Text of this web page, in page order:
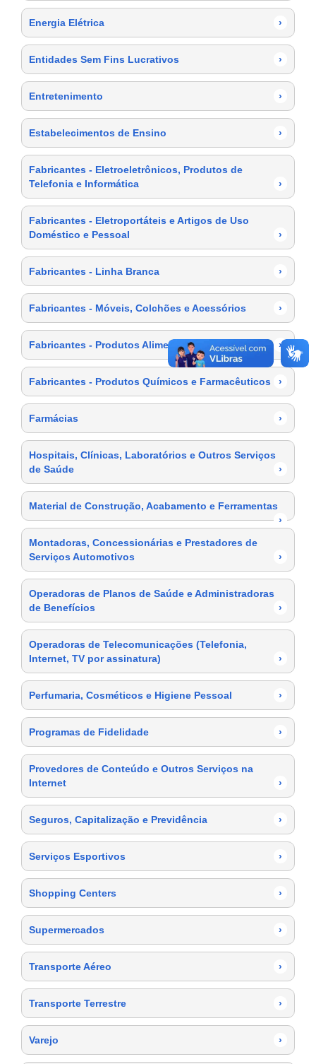
Energia Elétrica ›
Entidades Sem Fins Lucrativos ›
Entretenimento ›
Estabelecimentos de Ensino ›
Fabricantes - Eletroeletrônicos, Produtos de
Telefonia e Informática
›
Fabricantes - Eletroportáteis e Artigos de Uso
Doméstico e Pessoal
›
Fabricantes - Linha Branca ›
Fabricantes - Móveis, Colchões e Acessórios ›
Fabricantes - Produtos Alimentícios ›
Fabricantes - Produtos Químicos e Farmacêuticos ›
Farmácias ›
Hospitais, Clínicas, Laboratórios e Outros Serviços
de Saúde
›
Material de Construção, Acabamento e Ferramentas
›
Montadoras, Concessionárias e Prestadores de
Serviços Automotivos
›
Operadoras de Planos de Saúde e Administradoras
de Benefícios
›
Operadoras de Telecomunicações (Telefonia,
Internet, TV por assinatura)
›
Perfumaria, Cosméticos e Higiene Pessoal ›
Programas de Fidelidade ›
Provedores de Conteúdo e Outros Serviços na
Internet
›
Seguros, Capitalização e Previdência ›
Serviços Esportivos ›
Shopping Centers ›
Supermercados ›
Transporte Aéreo ›
Transporte Terrestre ›
Varejo ›